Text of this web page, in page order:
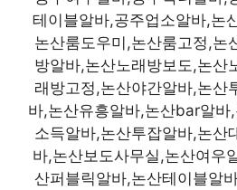
테이블알바,공주업소알바,논
논산룸도우미,논산룸고정,논
방알바,논산노래방보도,논산
래방고정,논산야간알바,논산
바,논산유흥알바,논산bar알바
소득알바,논산투잡알바,논산
바,논산보도사무실,논산여우
산퍼블릭알바,논산테이블알